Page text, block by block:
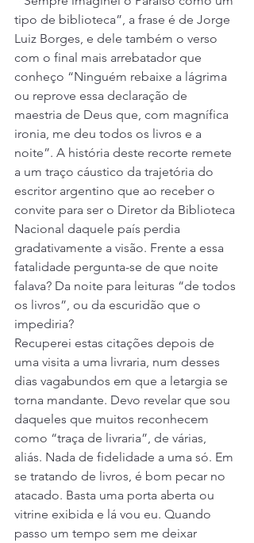
tipo de biblioteca”, a frase é de Jorge
Luiz Borges, e dele também o verso
com o final mais arrebatador que
conheço “Ninguém rebaixe a lágrima
ou reprove essa declaração de
maestria de Deus que, com magnífica
ironia, me deu todos os livros e a
noite”. A história deste recorte remete
a um traço cáustico da trajetória do
escritor argentino que ao receber o
convite para ser o Diretor da Biblioteca
Nacional daquele país perdia
gradativamente a visão. Frente a essa
fatalidade pergunta-se de que noite
falava? Da noite para leituras “de todos
os livros”, ou da escuridão que o
impediria?
Recuperei estas citações depois de
uma visita a uma livraria, num desses
dias vagabundos em que a letargia se
torna mandante. Devo revelar que sou
daqueles que muitos reconhecem
como “traça de livraria”, de várias,
aliás. Nada de fidelidade a uma só. Em
se tratando de livros, é bom pecar no
atacado. Basta uma porta aberta ou
vitrine exibida e lá vou eu. Quando
passo um tempo sem me deixar